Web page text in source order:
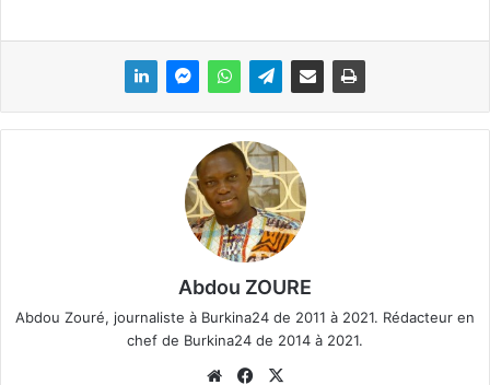
Abdou ZOURE
Abdou Zouré, journaliste à Burkina24 de 2011 à 2021. Rédacteur en
chef de Burkina24 de 2014 à 2021.
We
Fa